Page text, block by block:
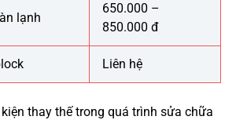
lạnh
650.000 –
850.000 đ
Liên hệ
thay thế trong quá trình sửa chữa